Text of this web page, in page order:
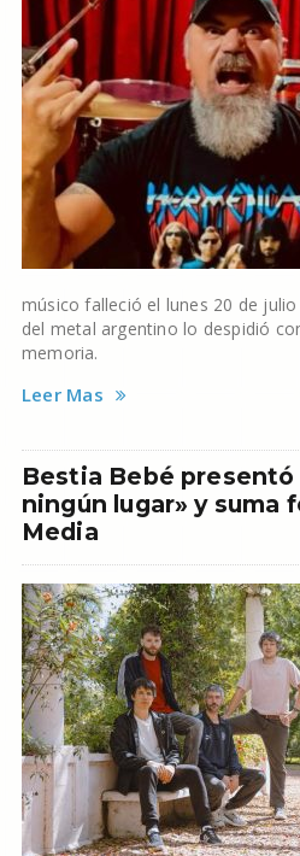
músico falleció el lunes 20 de
del metal argentino lo despidió
memoria.
Leer Mas
Bestia Bebé presentó
ningún lugar» y suma
Media